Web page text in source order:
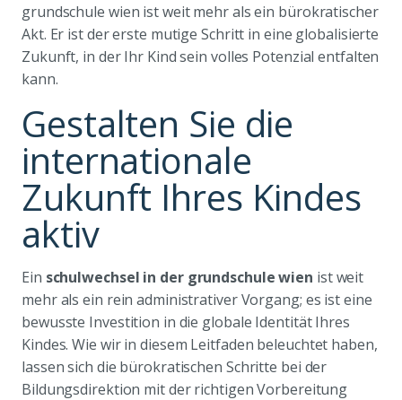
grundschule wien ist weit mehr als ein bürokratischer
Akt. Er ist der erste mutige Schritt in eine globalisierte
Zukunft, in der Ihr Kind sein volles Potenzial entfalten
kann.
Gestalten Sie die
internationale
Zukunft Ihres Kindes
aktiv
Ein schulwechsel in der grundschule wien ist weit
mehr als ein rein administrativer Vorgang; es ist eine
bewusste Investition in die globale Identität Ihres
Kindes. Wie wir in diesem Leitfaden beleuchtet haben,
lassen sich die bürokratischen Schritte bei der
Bildungsdirektion mit der richtigen Vorbereitung